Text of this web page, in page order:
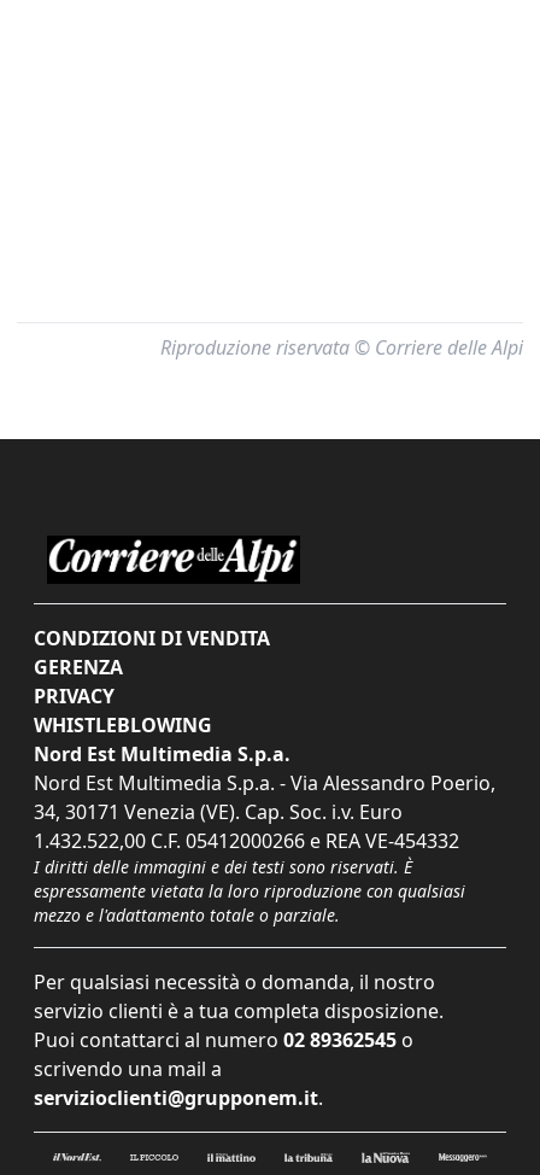
Riproduzione riservata © Corriere delle Alpi
CONDIZIONI DI VENDITA
GERENZA
PRIVACY
WHISTLEBLOWING
Nord Est Multimedia S.p.a.
Nord Est Multimedia S.p.a. - Via Alessandro Poerio,
34, 30171 Venezia (VE). Cap. Soc. i.v. Euro
1.432.522,00 C.F. 05412000266 e REA VE-454332
I diritti delle immagini e dei testi sono riservati. È
espressamente vietata la loro riproduzione con qualsiasi
mezzo e l'adattamento totale o parziale.
Per qualsiasi necessità o domanda, il nostro
servizio clienti è a tua completa disposizione.
Puoi contattarci al numero 02 89362545 o
scrivendo una mail a
servizioclienti@grupponem.it.